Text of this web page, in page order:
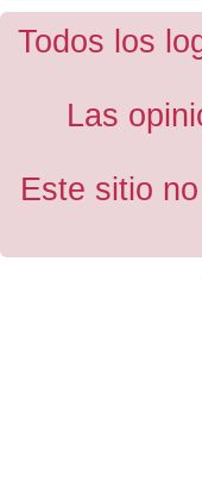
Todos los
Las
Este sitio